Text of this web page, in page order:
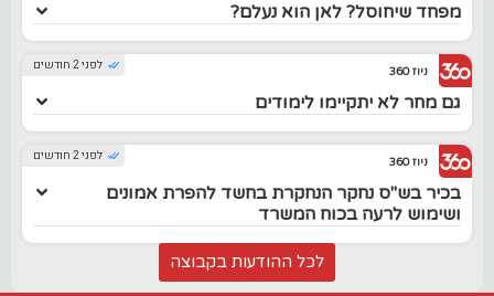
מפחד שיחוסל? לאן הוא נעלם?
לפני 2 חודשים ניוז 360
גם מחר לא יתקיימו לימודים
לפני 2 חודשים ניוז 360
בכיר בש"ס נחקר הנחקרת בחשד להפרת אמונים
ושימוש לרעה בכוח המשרד
לכל ההודעות בקבוצה